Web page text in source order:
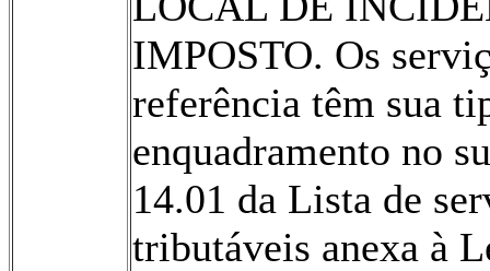
IMPOSTO. Os
referência têm sua
enquadramento no
14.01 da Lista de
tributáveis anexa à